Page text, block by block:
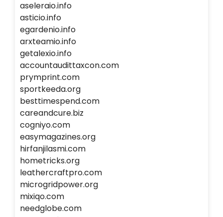
aseleraio.info
asticio.info
egardenio.info
arxteamio.info
getalexio.info
accountaudittaxcon.com
prymprint.com
sportkeeda.org
besttimespend.com
careandcure.biz
cogniyo.com
easymagazines.org
hirfanjilasmi.com
hometricks.org
leathercraftpro.com
microgridpower.org
mixiqo.com
needglobe.com